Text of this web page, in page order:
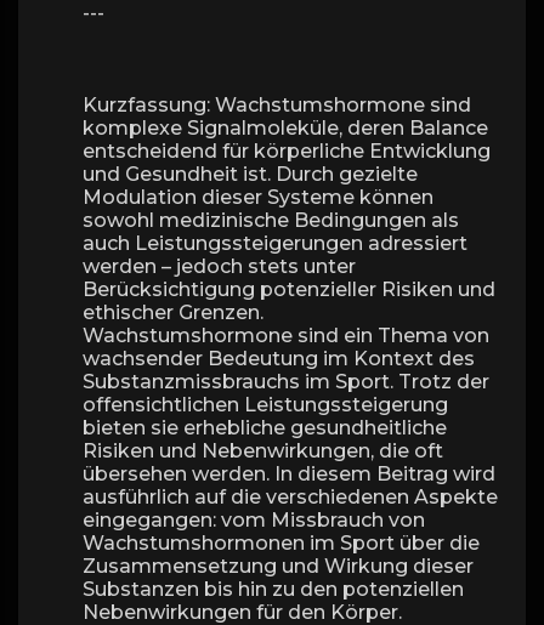
---
Kurzfassung: Wachstumshormone sind
komplexe Signalmoleküle, deren Balance
entscheidend für körperliche Entwicklung
und Gesundheit ist. Durch gezielte
Modulation dieser Systeme können
sowohl medizinische Bedingungen als
auch Leistungssteigerungen adressiert
werden – jedoch stets unter
Berücksichtigung potenzieller Risiken und
ethischer Grenzen.
Wachstumshormone sind ein Thema von
wachsender Bedeutung im Kontext des
Substanzmissbrauchs im Sport. Trotz der
offensichtlichen Leistungssteigerung
bieten sie erhebliche gesundheitliche
Risiken und Nebenwirkungen, die oft
übersehen werden. In diesem Beitrag wird
ausführlich auf die verschiedenen Aspekte
eingegangen: vom Missbrauch von
Wachstumshormonen im Sport über die
Zusammensetzung und Wirkung dieser
Substanzen bis hin zu den potenziellen
Nebenwirkungen für den Körper.